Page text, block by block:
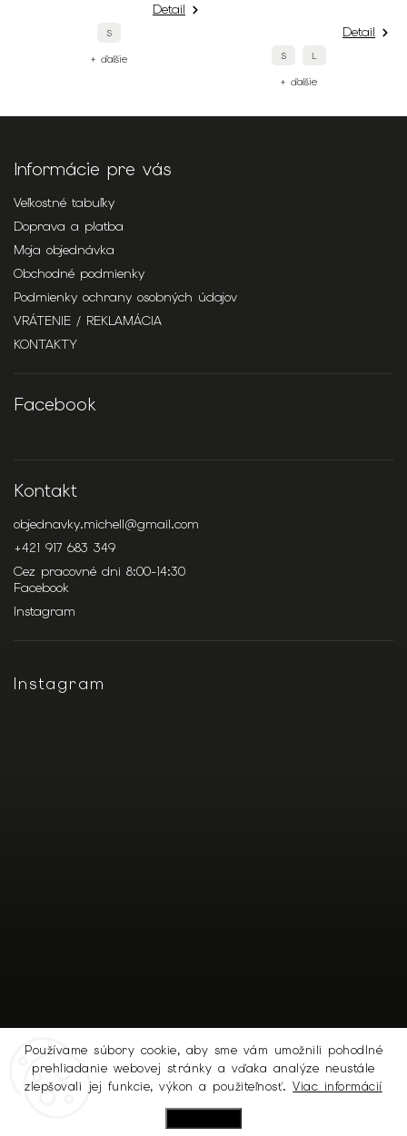
Používame súbory cookie, aby sme vám umožnili pohodlné
prehliadanie webovej stránky a vďaka analýze neustále
zlepšovali jej funkcie, výkon a použiteľnosť.Viac informácií
Detail
S
+ ďalšie
Detail
S L
+ ďalšie
Informácie pre vás
Veľkostné tabuľky
Doprava a platba
Moja objednávka
Obchodné podmienky
Podmienky ochrany osobných údajov
VRÁTENIE / REKLAMÁCIA
KONTAKTY
Facebook
Kontakt
objednavky.michell@gmail.com
+421 917 683 349
Cez pracovné dni 8:00-14:30
Facebook
Instagram
Instagram
Sledovať na Instagrame